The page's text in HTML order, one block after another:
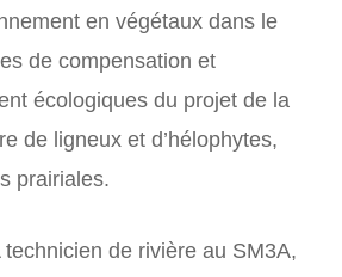
en végétaux dans le
de compensation et
écologiques du projet de la
de ligneux et d’hélophytes,
prairiales.
de rivière au SM3A,